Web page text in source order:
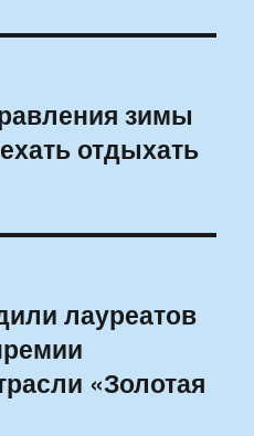
зимы
отдыхать
лауреатов
«Золотая